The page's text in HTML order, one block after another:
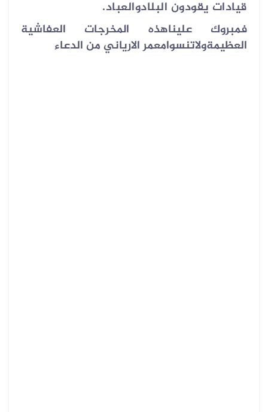
قيادات يقودون البلادوالعباد.
فمبروك عليناهذه المخرجات العفاشية
العظيمةولاتنسوامعمر الارياني من الدعاء